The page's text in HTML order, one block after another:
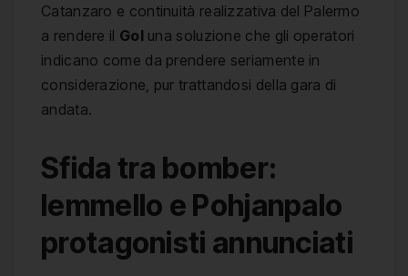
Catanzaro e continuità realizzativa del Palermo
a rendere il Gol una soluzione che gli operatori
indicano come da prendere seriamente in
considerazione, pur trattandosi della gara di
andata.
Sfida tra bomber:
Iemmello e Pohjanpalo
protagonisti annunciati